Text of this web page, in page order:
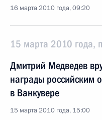
16 марта 2010 года, 09:20
15 марта 2010 года,
Дмитрий Медведев
награды российским
в Ванкувере
15 марта 2010 года, 15:00